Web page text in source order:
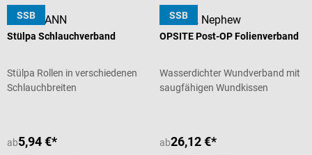
SSB
HARTMANN
Stülpa Schlauchverband
Stülpa Rollen in verschiedenen
Schlauchbreiten
ab5,94 €*
SSB
Smith & Nephew
OPSITE Post-OP Folienverband
Wasserdichter Wundverband mit
saugfähigen Wundkissen
ab26,12 €*